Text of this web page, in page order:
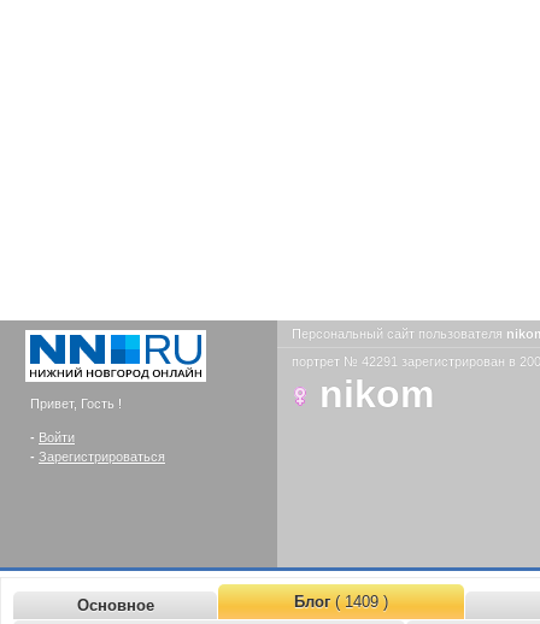
Привет, Гость !
- Войти
- Зарегистрироваться
Персональный сайт пользователя
портрет № 42291 зарегистрирован в
nikom
Основное Блог( 1409 )